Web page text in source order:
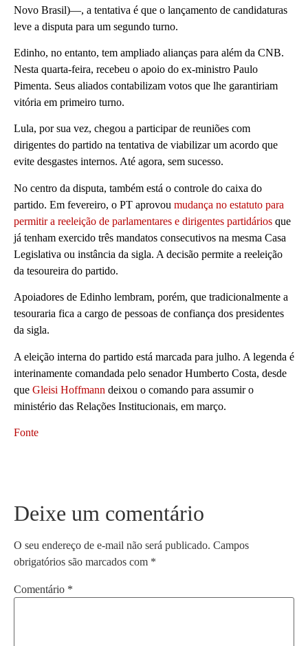
Novo Brasil)—, a tentativa é que o lançamento de candidaturas
leve a disputa para um segundo turno.
Edinho, no entanto, tem ampliado alianças para além da CNB.
Nesta quarta-feira, recebeu o apoio do ex-ministro Paulo
Pimenta. Seus aliados contabilizam votos que lhe garantiriam
vitória em primeiro turno.
Lula, por sua vez, chegou a participar de reuniões com
dirigentes do partido na tentativa de viabilizar um acordo que
evite desgastes internos. Até agora, sem sucesso.
No centro da disputa, também está o controle do caixa do
partido. Em fevereiro, o PT aprovou mudança no estatuto para
permitir a reeleição de parlamentares e dirigentes partidários que
já tenham exercido três mandatos consecutivos na mesma Casa
Legislativa ou instância da sigla. A decisão permite a reeleição
da tesoureira do partido.
Apoiadores de Edinho lembram, porém, que tradicionalmente a
tesouraria fica a cargo de pessoas de confiança dos presidentes
da sigla.
A eleição interna do partido está marcada para julho. A legenda é
interinamente comandada pelo senador Humberto Costa, desde
que Gleisi Hoffmann deixou o comando para assumir o
ministério das Relações Institucionais, em março.
Fonte
Deixe um comentário
O seu endereço de e-mail não será publicado. Campos
obrigatórios são marcados com *
Comentário *